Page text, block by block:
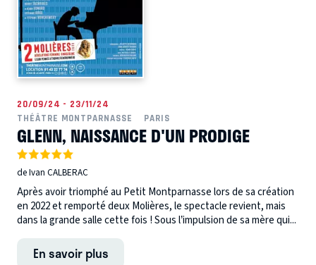
20/09/24 - 23/11/24
THÉÂTRE MONTPARNASSE
PARIS
GLENN, NAISSANCE D'UN PRODIGE
de Ivan CALBERAC
Après avoir triomphé au Petit Montparnasse lors de sa création
en 2022 et remporté deux Molières, le spectacle revient, mais
dans la grande salle cette fois ! Sous l’impulsion de sa mère qui...
En savoir plus